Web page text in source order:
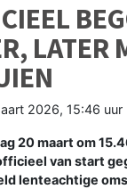
LATER
2026, 15:46 uur
20 maart om
van start
lenteachtige